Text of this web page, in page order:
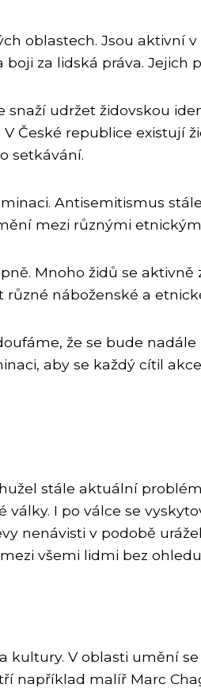
oblastech. Jsou aktivní
za lidská práva.
snaží udržet židovskou
České republice existují
setkávání.
Antisemitismus
mezi různými
Mnoho židů se
náboženské a
že se bude
aby se každý cítil
stále aktuální
I po válce se
nenávisti v podobě
všemi lidmi bez
V oblasti umění
například malíř Marc